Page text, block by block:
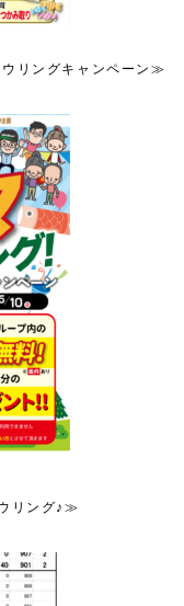
リングキャンペーン≫
リング♪≫